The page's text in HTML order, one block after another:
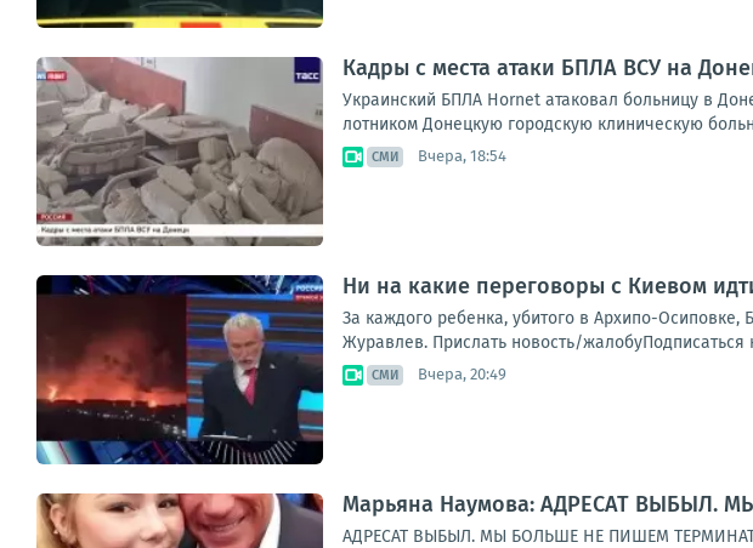
Кадры с места атаки БПЛА ВСУ на
Укра­ин­ский БПЛА Hornet ата­ко­вал боль­ни­цу в
лот­ни­ком Донец­кую город­скую кли­ни­че­скую
СМИ Вчера, 18:54
Ни на какие переговоры с Киевом
За каждого ребенка, убитого в Архипо-Осиповке,
Журавлев. Прислать новость/жалобуПодписаться
СМИ Вчера, 20:49
Марьяна Наумова: АДРЕСАТ ВЫБЫЛ.
АДРЕСАТ ВЫБЫЛ. МЫ БОЛЬШЕ НЕ ПИШЕМ